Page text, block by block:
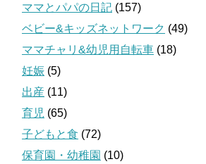
ママとパパの日記 (157)
ベビー&キッズネットワーク (49)
ママチャリ&幼児用自転車 (18)
妊娠 (5)
出産 (11)
育児 (65)
子どもと食 (72)
保育園・幼稚園 (10)